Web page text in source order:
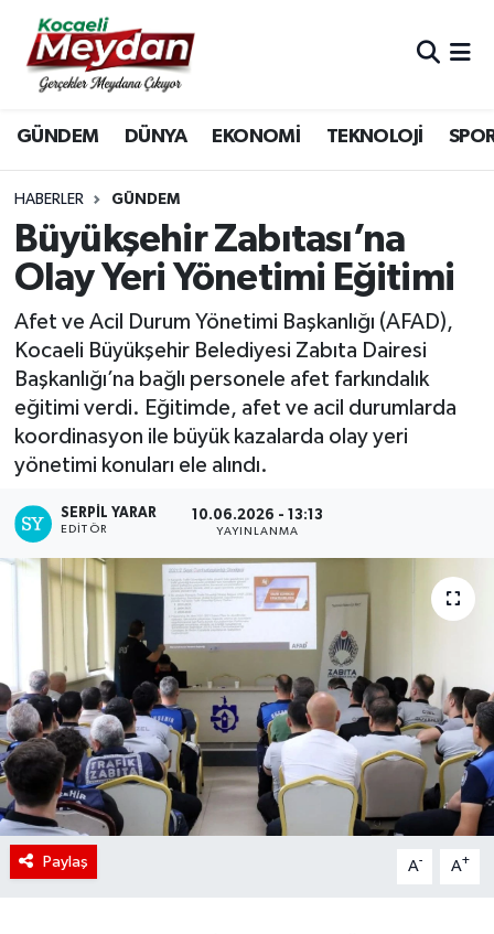
GÜNDEM DÜNYA EKONOMİ TEKNOLOJİ
HABERLER GÜNDEM
Büyükşehir Zabıtası’na
Olay Yeri Yönetimi Eğitimi
Afet ve Acil Durum Yönetimi Başkanlığı (AFAD),
Kocaeli Büyükşehir Belediyesi Zabıta Dairesi
Başkanlığı’na bağlı personele afet farkındalık
eğitimi verdi. Eğitimde, afet ve acil durumlarda
koordinasyon ile büyük kazalarda olay yeri
yönetimi konuları ele alındı.
SERPİL YARAR
EDITÖR
10.06.2026 - 13:13
YAYINLANMA
Paylaş A- A+
Nöbetçi Eczaneler
Hava Durumu
Trafik Durumu
Süper Lig Puan Durumu ve Fikstür
Son Dakika Haberleri
Haber Arşivi